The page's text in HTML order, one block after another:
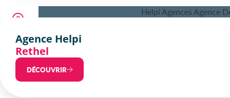
Agence Helpi
Rethel
DÉCOUVRIR